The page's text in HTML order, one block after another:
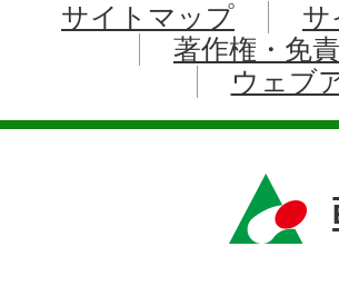
サイトマップ
サ
著作権・免責
ウェブ